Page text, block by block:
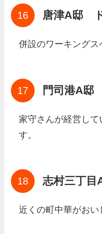
唐津A邸
併設のワーキングス
門司港A
家守さんが経営し
す。
志村三丁
近くの町中華がおい